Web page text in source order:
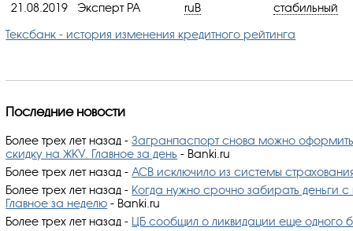
21.08.2019 Эксперт РА ruB
стабильный
Тексбанк - история изменения кредитного рейтинга
Последние новости
Более трех лет назад- Загранпаспорт снова можно оформить
скидку на ЖКУ. Главное за день - Banki.ru
Более трех лет назад- АСВ исключило из системы
Более трех лет назад- Когда нужно срочно забирать деньги с
Главное за неделю - Banki.ru
Более трех лет назад- ЦБ сообщил о ликвидации еще одного